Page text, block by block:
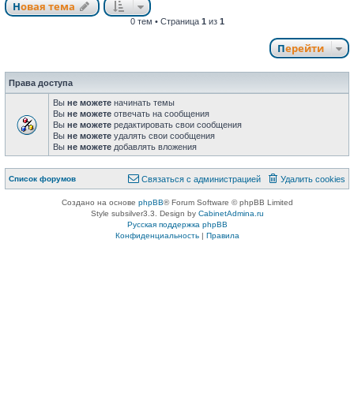
Новая тема
0 тем • Страница 1 из 1
Перейти
Права доступа
Вы не можете начинать темы
Вы не можете отвечать на сообщения
Вы не можете редактировать свои сообщения
Вы не можете удалять свои сообщения
Вы не можете добавлять вложения
Список форумов Удалить cookies
Связаться с администрацией
Создано на основе phpBB® Forum Software © phpBB Limited
Style subsilver3.3. Design by CabinetAdmina.ru
Русская поддержка phpBB
Конфиденциальность| Правила